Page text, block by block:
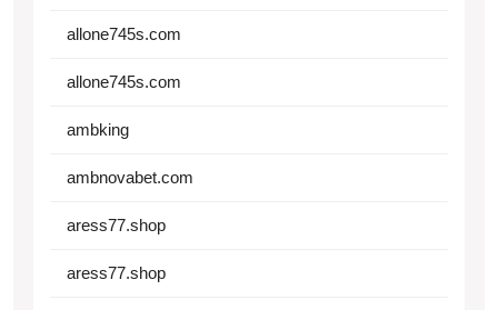
allone745s.com
allone745s.com
ambking
ambnovabet.com
aress77.shop
aress77.shop